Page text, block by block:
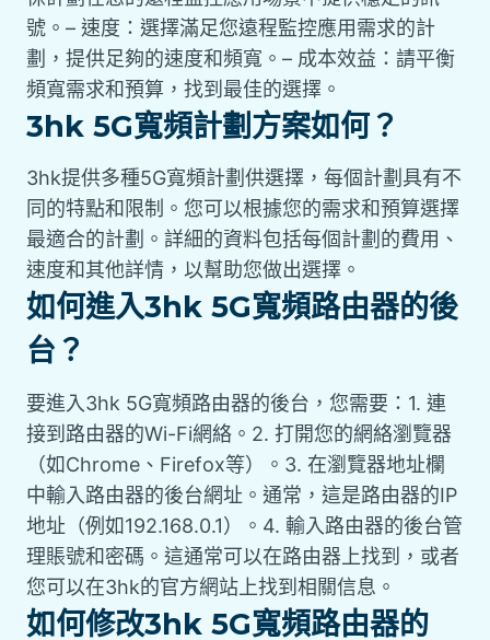
號。– 速度：選擇滿足您遠程監控應用需求的計
劃，提供足夠的速度和頻寬。– 成本效益：請平衡
頻寬需求和預算，找到最佳的選擇。
3hk 5G寬頻計劃方案如何？
3hk提供多種5G寬頻計劃供選擇，每個計劃具有不
同的特點和限制。您可以根據您的需求和預算選擇
最適合的計劃。詳細的資料包括每個計劃的費用、
速度和其他詳情，以幫助您做出選擇。
如何進入3hk 5G寬頻路由器的後
台？
要進入3hk 5G寬頻路由器的後台，您需要：1. 連
接到路由器的Wi-Fi網絡。2. 打開您的網絡瀏覽器
（如Chrome、Firefox等）。3. 在瀏覽器地址欄
中輸入路由器的後台網址。通常，這是路由器的IP
地址（例如192.168.0.1）。4. 輸入路由器的後台管
理賬號和密碼。這通常可以在路由器上找到，或者
您可以在3hk的官方網站上找到相關信息。
如何修改3hk 5G寬頻路由器的